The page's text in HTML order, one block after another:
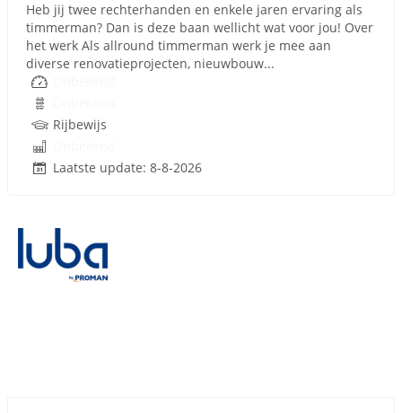
Heb jij twee rechterhanden en enkele jaren ervaring als
timmerman? Dan is deze baan wellicht wat voor jou! Over
het werk Als allround timmerman werk je mee aan
diverse renovatieprojecten, nieuwbouw...
Rijbewijs
Laatste update: 8-8-2026